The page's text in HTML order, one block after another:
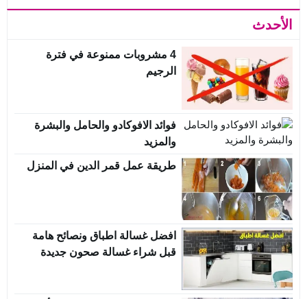
الأحدث
4 مشروبات ممنوعة في فترة
الرجيم
فوائد الافوكادو والحامل والبشرة
والمزيد
طريقة عمل قمر الدين في المنزل
افضل غسالة اطباق ونصائح هامة
قبل شراء غسالة صحون جديدة